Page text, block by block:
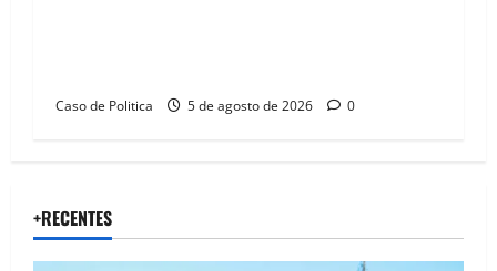
Caso de Politica 5 de agosto de 2026 0
+RECENTES